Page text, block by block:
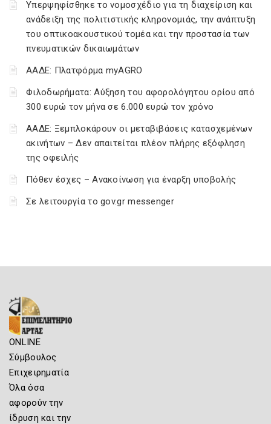
Υπερψηφίσθηκε το νομοσχέδιο για τη διαχείριση και
ανάδειξη της πολιτιστικής κληρονομιάς, την ανάπτυξη
του οπτικοακουστικού τομέα και την προστασία των
πνευματικών δικαιωμάτων
ΑΑΔΕ: Πλατφόρμα myAGRO
Φιλοδωρήματα: Αύξηση του αφορολόγητου ορίου από
300 ευρώ τον μήνα σε 6.000 ευρώ τον χρόνο
ΑΑΔΕ: Ξεμπλοκάρουν οι μεταβιβάσεις κατασχεμένων
ακινήτων – Δεν απαιτείται πλέον πλήρης εξόφληση
της οφειλής
Πόθεν έσχες – Ανακοίνωση για έναρξη υποβολής
Σε λειτουργία το gov.gr messenger
ONLINE
Σύμβουλος
Επιχειρηματία
Όλα όσα
αφορούν την
ίδρυση και την